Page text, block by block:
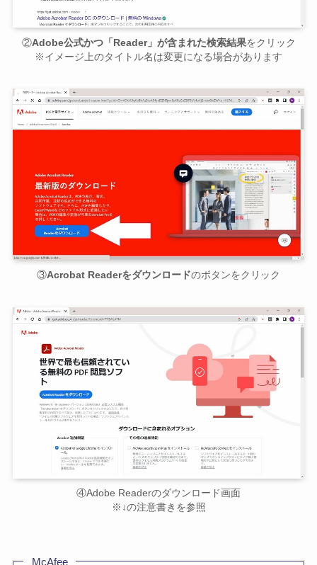
②Adobe公式かつ「Reader」が含まれた検索結果をクリック
※イメージ上のタイトル名は変更になる場合があります
③Acrobat Readerをダウンロードのボタンをクリック
④Adobe Readerのダウンロード画面
※↓の注意書きを参照
McAfee